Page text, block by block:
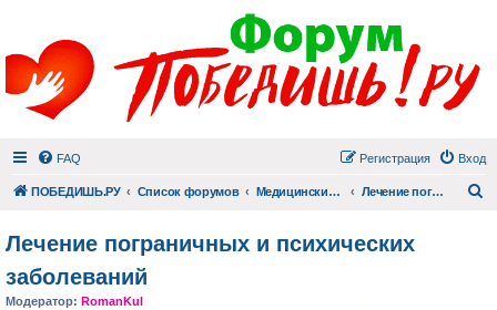
FAQ Вход
Регистрация
ПОБЕДИШЬ.РУ Список форумов Медицинский раздел Лечение пограничных и психических заболеваний
Лечение пограничных и психических
заболеваний
Модератор: RomanKul